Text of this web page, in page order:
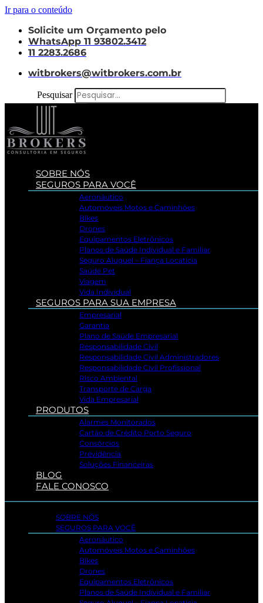
Ir para o conteúdo
Solicite um Orçamento pelo
WhatsApp 11 93802.3412
11 2283.2686
witbrokers@witbrokers.com.br
Pesquisar
SOBRE NÓS
SEGUROS PARA VOCÊ
Aeronáutico
Automóveis Motos e Caminhões
Bikes
Drones
Equipamentos Eletrônicos
Planos de Saúde Individual e Familiar
Seguro Aluguel – Fiança Locatícia
Saúde Pet
Viagem
Vida Individual
SEGUROS PARA SUA EMPRESA
Empresarial
Garantia
Plano de Saúde Empresarial
Responsabilidade Civil
Responsabilidade Civil Administradores
Responsabilidade Civil Profissional
Risco Ambiental
Transporte de Carga
Vida Empresarial
PRODUTOS
Alarmes Monitorados
Cartão de Crédito Porto Seguro
Consórcios
Previdência
Soluções Financeiras
BLOG
FALE CONOSCO
SOBRE NÓS
SEGUROS PARA VOCÊ
Aeronáutico
Automóveis Motos e Caminhões
Bikes
Drones
Equipamentos Eletrônicos
Planos de Saúde Individual e Familiar